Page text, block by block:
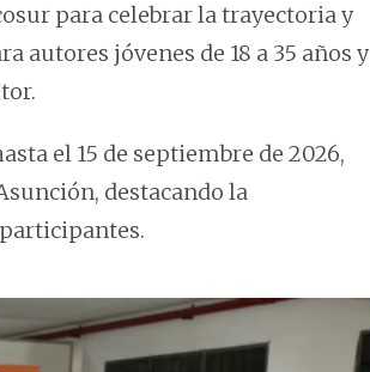
para celebrar la trayectoria y
autores jóvenes de 18 a 35 años y
el 15 de septiembre de 2026,
destacando la